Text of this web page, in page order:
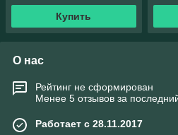
Купить
О нас
Рейтинг не сформирован
Менее 5 отзывов за
Работает с 28.11.2017